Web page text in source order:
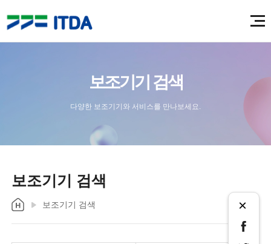
보조기기 검색
다양한 보조기기와 서비스를 만나보세요.
보조기기 검색
보조기기 검색 ×